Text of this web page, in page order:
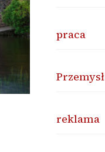
praca
Przemysł
reklama